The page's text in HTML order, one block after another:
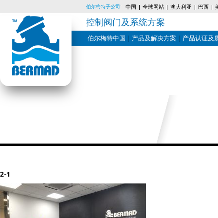
Skip
content
伯尔梅特子公司: 中国 全球网站 澳大利亚 巴西
控制阀门及系统方案
伯尔梅特中国 产品及解决方案 产品认证及
2-1